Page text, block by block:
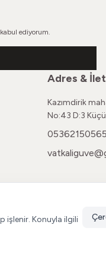
ediyorum.
Adres &
Kazımdirik
No:43 D:3
05362150565
işlenir. Konuyla ilgili